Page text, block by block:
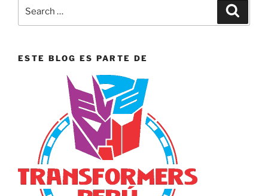
ESTE BLOG ES PARTE DE